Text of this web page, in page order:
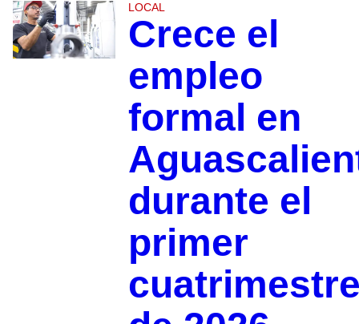
LOCAL
Crece el
empleo
formal en
durante el
primer